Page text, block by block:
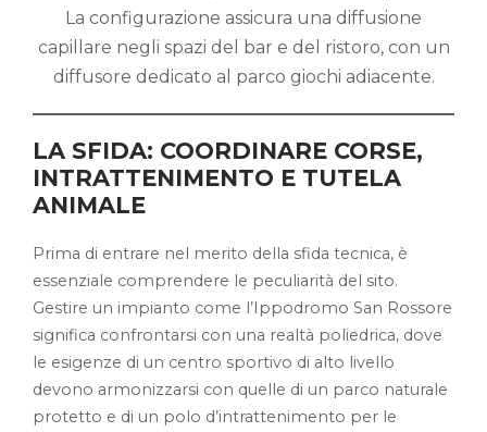
La configurazione assicura una diffusione
capillare negli spazi del bar e del ristoro, con un
diffusore dedicato al parco giochi adiacente.
LA SFIDA: COORDINARE CORSE,
INTRATTENIMENTO E TUTELA
ANIMALE
Prima di entrare nel merito della sfida tecnica, è
essenziale comprendere le peculiarità del sito.
Gestire un impianto come l’Ippodromo San Rossore
significa confrontarsi con una realtà poliedrica, dove
le esigenze di un centro sportivo di alto livello
devono armonizzarsi con quelle di un parco naturale
protetto e di un polo d’intrattenimento per le